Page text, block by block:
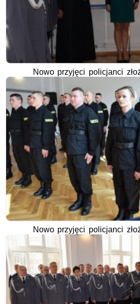
Nowo przyjęci policjanci
Nowo przyjęci policjanci